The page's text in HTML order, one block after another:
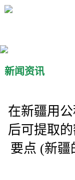
新闻资讯
在新疆用
后可提取
要点 (新疆